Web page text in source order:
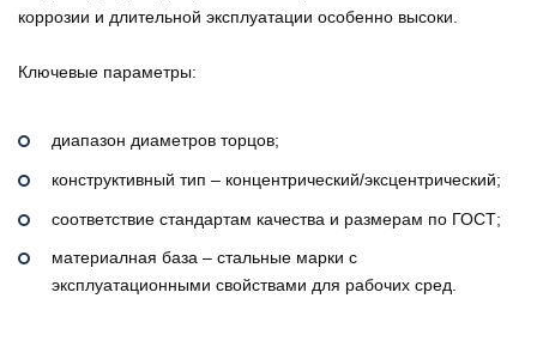
коррозии и длительной эксплуатации особенно высоки.
Ключевые параметры:
диапазон диаметров торцов;
конструктивный тип – концентрический/эксцентрический;
соответствие стандартам качества и размерам по ГОСТ;
материалная база – стальные марки с
эксплуатационными свойствами для рабочих сред.